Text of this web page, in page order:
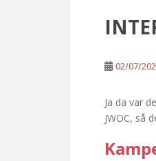
02/07/
Ja da var
JWOC, så